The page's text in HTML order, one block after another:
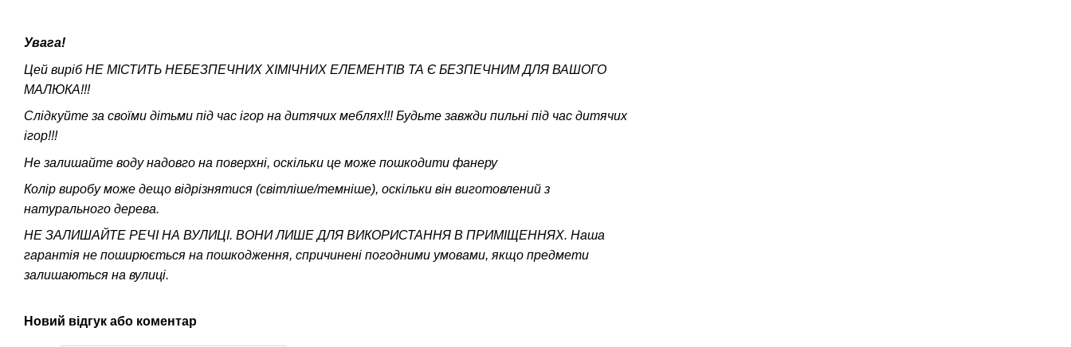
Увага!
Цей виріб НЕ МІСТИТЬ НЕБЕЗПЕЧНИХ ХІМІЧНИХ ЕЛЕМЕНТІВ ТА Є БЕЗПЕЧНИМ ДЛЯ ВАШОГО
МАЛЮКА!!!
Слідкуйте за своїми дітьми під час ігор на дитячих меблях!!! Будьте завжди пильні під час дитячих
ігор!!!
Не залишайте воду надовго на поверхні, оскільки це може пошкодити фанеру
Колір виробу може дещо відрізнятися (світліше/темніше), оскільки він виготовлений з
натурального дерева.
НЕ ЗАЛИШАЙТЕ РЕЧІ НА ВУЛИЦІ. ВОНИ ЛИШЕ ДЛЯ ВИКОРИСТАННЯ В ПРИМІЩЕННЯХ. Наша
гарантія не поширюється на пошкодження, спричинені погодними умовами, якщо предмети
залишаються на вулиці.
Новий відгук або коментар